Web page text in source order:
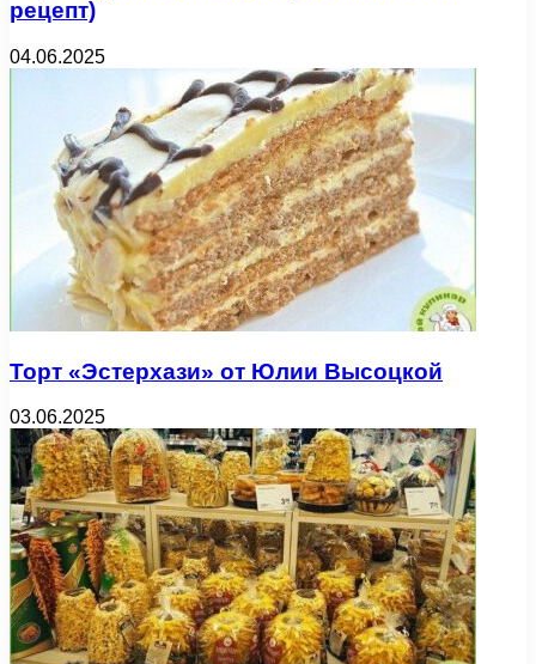
рецепт)
04.06.2025
Торт «Эстерхази» от Юлии Высоцкой
03.06.2025